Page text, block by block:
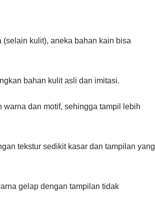
kulit), aneka bahan kain bisa
bahan kulit asli dan imitasi.
dan motif, sehingga tampil lebih
tekstur sedikit kasar dan tampilan yang
gelap dengan tampilan tidak